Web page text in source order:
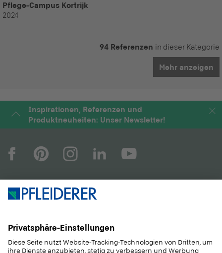
Pflege-Campus Kortrijk
2024
94 Referenzen in dieser Kategorie
Mehr anzeigen
Inspirationen, Referenzen und
Produktneuheiten: Unser Newsletter!
ANWENDUNGEN
NACHHALTIGKEIT
KONTAKT